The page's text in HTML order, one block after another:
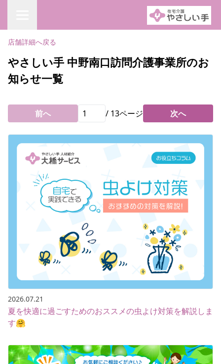
店舗詳細へ戻る
やさしい手 中野南口訪問介護事業所のお
知らせ一覧
前へ / 13ページ 次へ
2026.07.21
夏を快適に過ごすためのおススメの虫よけ対策を解説しま
す🤗